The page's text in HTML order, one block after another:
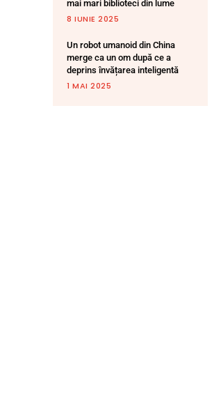
mai mari biblioteci din lume
8 IUNIE 2025
Un robot umanoid din China
merge ca un om după ce a
deprins învățarea inteligentă
1 MAI 2025